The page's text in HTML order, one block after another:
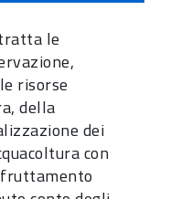
le
risorse
della
dei
con